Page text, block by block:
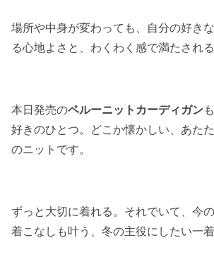
場所や中身が変わっても、自分の好き
る心地よさと、わくわく感で満たされる
本日発売のペルーニットカーディガン
好きのひとつ。どこか懐かしい、あた
のニットです。
ずっと大切に着れる。それでいて、今
着こなしも叶う、冬の主役にしたい一着